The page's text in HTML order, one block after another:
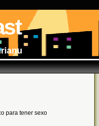
para tener sexo